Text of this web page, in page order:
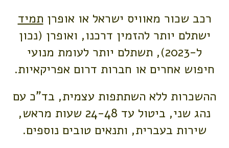
רכב שכור מאוויס ישראל או אופרן תמיד
ישתלם יותר להזמין דרכנו, ואופרן (נכון
ל-2023), תשתלם יותר לעומת מנועי
חיפוש אחרים או חברות דרום אפריקאיות.
ההשכרות ללא השתתפות עצמית, בד"כ עם
נהג שני, ביטול עד 24-48 שעות מראש,
שירות בעברית, ותנאים טובים נוספים.